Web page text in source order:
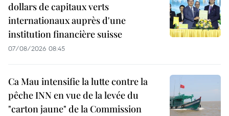
dollars de capitaux verts
internationaux auprès d'une
institution financière suisse
07/08/2026 08:45
Ca Mau intensifie la lutte contre la
pêche INN en vue de la levée du
"carton jaune" de la Commission